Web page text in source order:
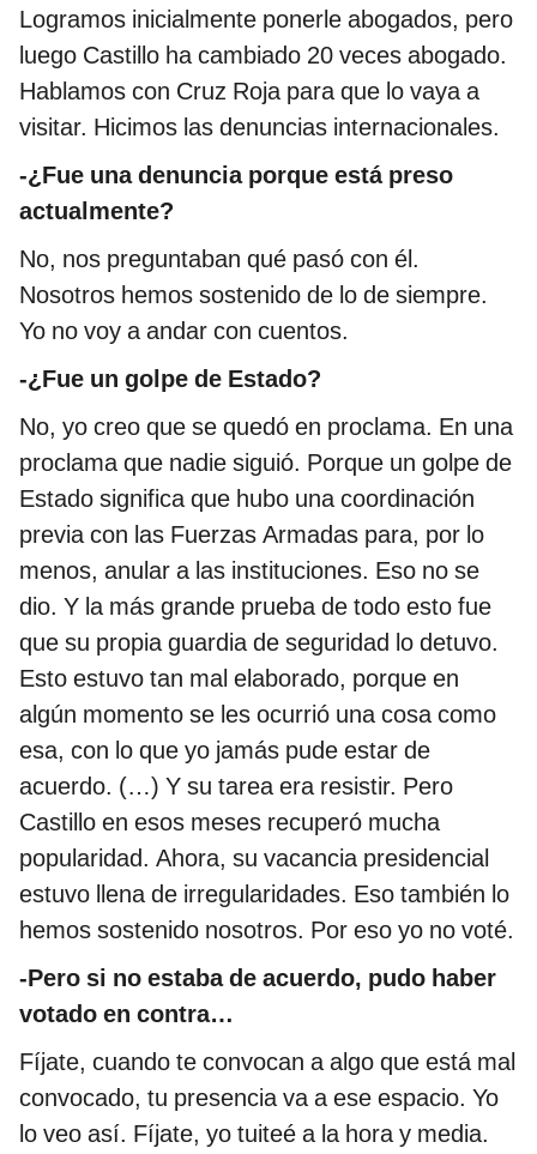
Logramos inicialmente ponerle abogados, pero
luego Castillo ha cambiado 20 veces abogado.
Hablamos con Cruz Roja para que lo vaya a
visitar. Hicimos las denuncias internacionales.
-¿Fue una denuncia porque está preso
actualmente?
No, nos preguntaban qué pasó con él.
Nosotros hemos sostenido de lo de siempre.
Yo no voy a andar con cuentos.
-¿Fue un golpe de Estado?
No, yo creo que se quedó en proclama. En una
proclama que nadie siguió. Porque un golpe de
Estado significa que hubo una coordinación
previa con las Fuerzas Armadas para, por lo
menos, anular a las instituciones. Eso no se
dio. Y la más grande prueba de todo esto fue
que su propia guardia de seguridad lo detuvo.
Esto estuvo tan mal elaborado, porque en
algún momento se les ocurrió una cosa como
esa, con lo que yo jamás pude estar de
acuerdo. (…) Y su tarea era resistir. Pero
Castillo en esos meses recuperó mucha
popularidad. Ahora, su vacancia presidencial
estuvo llena de irregularidades. Eso también lo
hemos sostenido nosotros. Por eso yo no voté.
-Pero si no estaba de acuerdo, pudo haber
votado en contra…
Fíjate, cuando te convocan a algo que está mal
convocado, tu presencia va a ese espacio. Yo
lo veo así. Fíjate, yo tuiteé a la hora y media.